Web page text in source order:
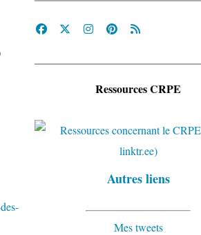
Ressources CRPE
Autres liens
Mes tweets